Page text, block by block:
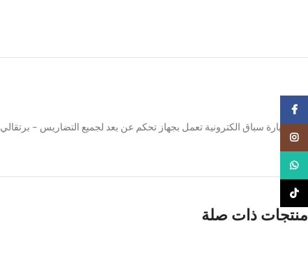
لعبة سيارة سباق الكترونية تعمل بجهاز تحكم عن بعد لجميع التضاريس – برتقالي
منتجات ذات صلة
Instagram